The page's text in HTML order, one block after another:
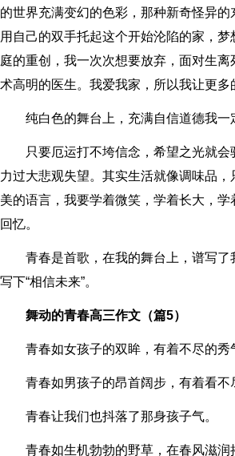
的世界充满变幻的色彩，那种新奇怪异
用自己的双手托起这个开始沦陷的家，
庭的重创，我一次次想要放弃，面对生
术高明的医生。我爱我家，所以我让更多
纯白色的舞台上，充满自信道德我一
只要厄运打不垮信念，希望之光就
力过大悲观失望。其实生活就像调味品
美的语言，我要学着微笑，学着长大，
回忆。
青春是首歌，在我的舞台上，谱写
写下“相信未来”。
舞动的青春高三作文（篇5）
青春如女孩子的双眸，有着不尽的秀
青春如男孩子的昂首阔步，有着看不
青春让我们也抖落了那身孩子气。
青春如生机勃勃的野草，在春风滋